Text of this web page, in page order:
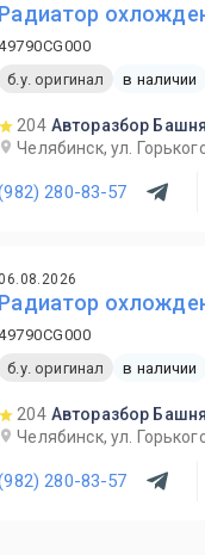
Радиатор
б.у. оригинал
в наличии
204 Авторазбор Башня
Челябинск, ул.
280-83-57
Радиатор
б.у. оригинал
в наличии
204 Авторазбор Башня
Челябинск, ул.
280-83-57